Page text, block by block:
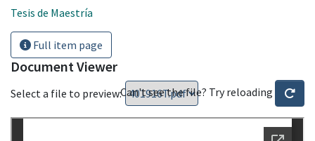
Tesis de Maestría
Full item page
Document Viewer
Select a file to preview:Can't see the file? Try reloading